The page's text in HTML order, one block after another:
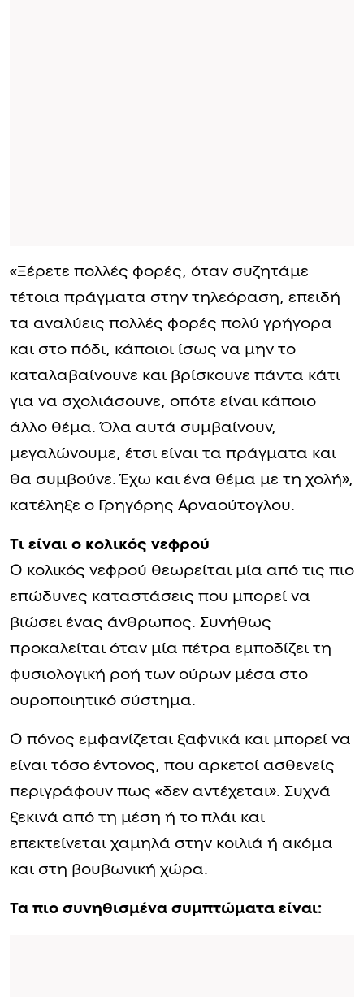
«Ξέρετε πολλές φορές, όταν συζητάμε
τέτοια πράγματα στην τηλεόραση, επειδή
τα αναλύεις πολλές φορές πολύ γρήγορα
και στο πόδι, κάποιοι ίσως να μην το
καταλαβαίνουνε και βρίσκουνε πάντα κάτι
για να σχολιάσουνε, οπότε είναι κάποιο
άλλο θέμα. Όλα αυτά συμβαίνουν,
μεγαλώνουμε, έτσι είναι τα πράγματα και
θα συμβούνε. Έχω και ένα θέμα με τη χολή»,
κατέληξε ο Γρηγόρης Αρναούτογλου.
Τι είναι ο κολικός νεφρού
Ο κολικός νεφρού θεωρείται μία από τις πιο
επώδυνες καταστάσεις που μπορεί να
βιώσει ένας άνθρωπος. Συνήθως
προκαλείται όταν μία πέτρα εμποδίζει τη
φυσιολογική ροή των ούρων μέσα στο
ουροποιητικό σύστημα.
Ο πόνος εμφανίζεται ξαφνικά και μπορεί να
είναι τόσο έντονος, που αρκετοί ασθενείς
περιγράφουν πως «δεν αντέχεται». Συχνά
ξεκινά από τη μέση ή το πλάι και
επεκτείνεται χαμηλά στην κοιλιά ή ακόμα
και στη βουβωνική χώρα.
Τα πιο συνηθισμένα συμπτώματα είναι: